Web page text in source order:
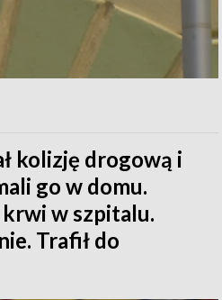
kolizję drogową i
go w domu.
krwi w szpitalu.
Trafił do